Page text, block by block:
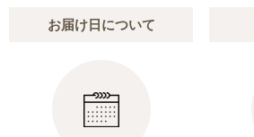
お届け日について